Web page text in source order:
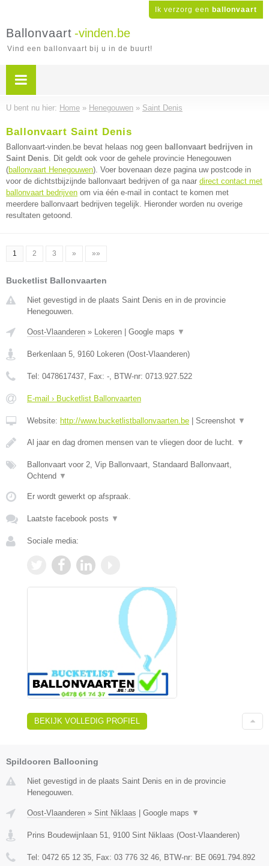
Ik verzorg een ballonvaart
Ballonvaart -vinden.be
Vind een ballonvaart bij u in de buurt!
U bent nu hier: Home » Henegouwen » Saint Denis
Ballonvaart Saint Denis
Ballonvaart-vinden.be bevat helaas nog geen ballonvaart bedrijven in
Saint Denis. Dit geldt ook voor de gehele provincie Henegouwen
(ballonvaart Henegouwen). Voer bovenaan deze pagina uw postcode in
voor de dichtstbijzijnde ballonvaart bedrijven of ga naar direct contact met
ballonvaart bedrijven om via één e-mail in contact te komen met
meerdere ballonvaart bedrijven tegelijk. Hieronder worden nu overige
resultaten getoond.
1 2 3 » »»
Bucketlist Ballonvaarten
Niet gevestigd in de plaats Saint Denis en in de provincie
Henegouwen.
Oost-Vlaanderen » Lokeren Google maps ▼
Berkenlaan 5, 9160 Lokeren (Oost-Vlaanderen)
Tel: 0478617437, Fax: -, BTW-nr: 0713.927.522
E-mail › Bucketlist Ballonvaarten
Website: http://www.bucketlistballonvaarten.be Screenshot ▼
Al jaar en dag dromen mensen van te vliegen door de lucht. ▼
Ballonvaart voor 2, Vip Ballonvaart, Standaard Ballonvaart,
Ochtend ▼
Er wordt gewerkt op afspraak.
Laatste facebook posts ▼
Sociale media:
BEKIJK VOLLEDIG PROFIEL
Spildooren Ballooning
Niet gevestigd in de plaats Saint Denis en in de provincie
Henegouwen.
Oost-Vlaanderen » Sint Niklaas | Google maps ▼
Prins Boudewijnlaan 51 9100 Sint Niklaas (Oost-Vlaanderen)
Tel: 0472 65 12 35 , Fax: 03 776 32 46 , BTW-nr: BE 0691.794.892